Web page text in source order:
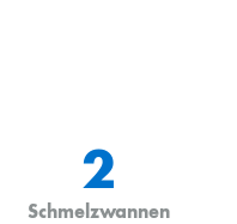
2
Schmelzwannen